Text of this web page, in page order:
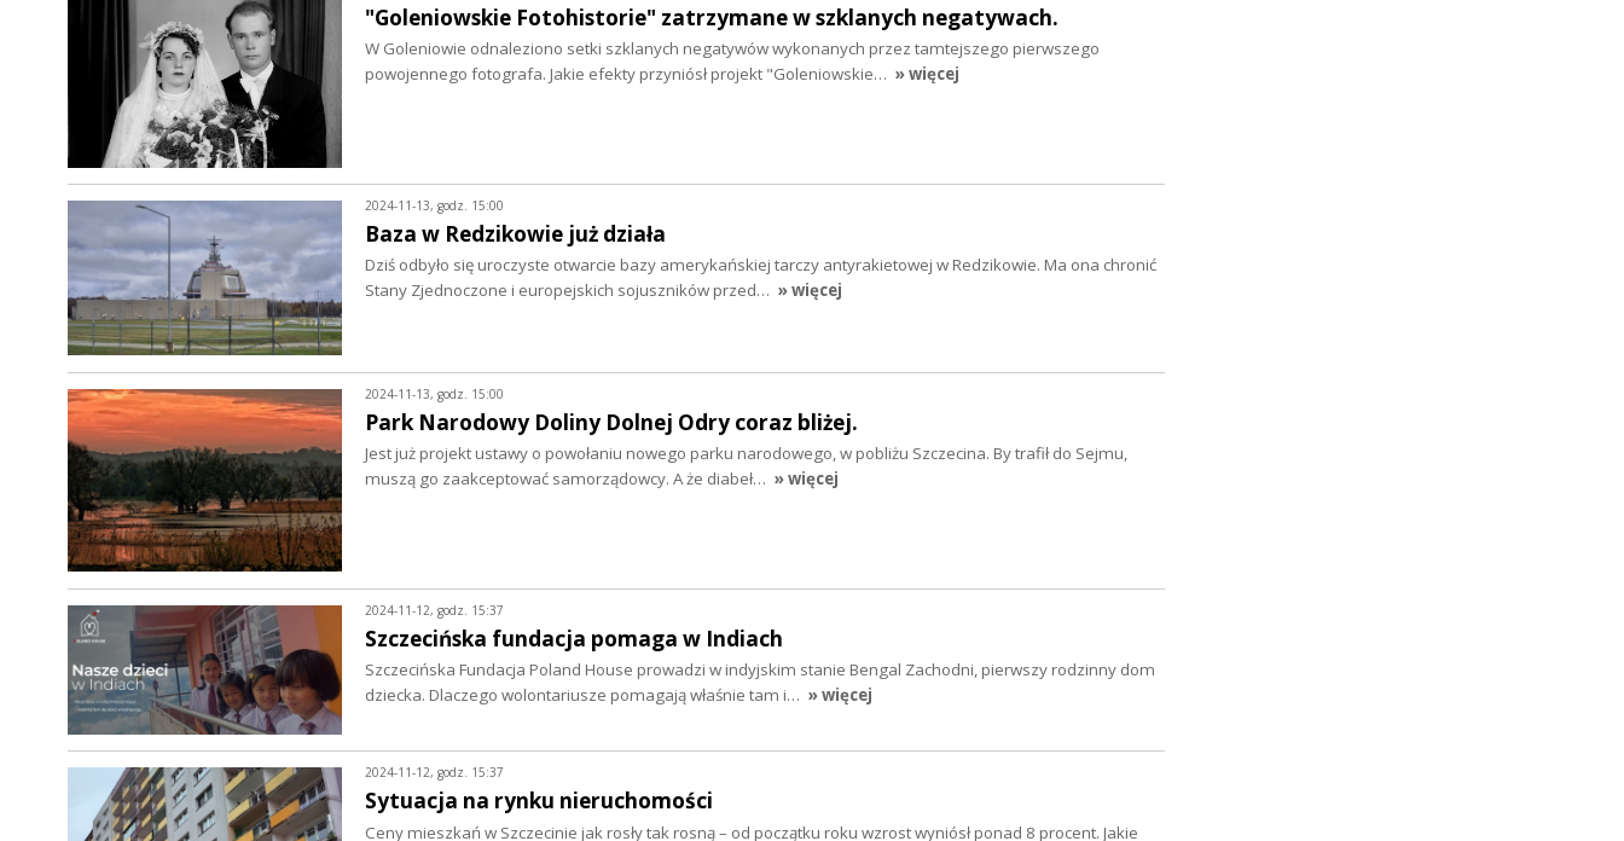
"Goleniowskie Fotohistorie" zatrzymane w szklanych negatywach.
W Goleniowie odnaleziono setki szklanych negatywów wykonanych przez tamtejszego pierwszego
powojennego fotografa. Jakie efekty przyniósł projekt "Goleniowskie… » więcej
2024-11-13, godz. 15:00
Baza w Redzikowie już działa
Dziś odbyło się uroczyste otwarcie bazy amerykańskiej tarczy antyrakietowej w Redzikowie. Ma ona chronić
Stany Zjednoczone i europejskich sojuszników przed… » więcej
2024-11-13, godz. 15:00
Park Narodowy Doliny Dolnej Odry coraz bliżej.
Jest już projekt ustawy o powołaniu nowego parku narodowego, w pobliżu Szczecina. By trafił do Sejmu,
muszą go zaakceptować samorządowcy. A że diabeł… » więcej
2024-11-12, godz. 15:37
Szczecińska fundacja pomaga w Indiach
Szczecińska Fundacja Poland House prowadzi w indyjskim stanie Bengal Zachodni, pierwszy rodzinny dom
dziecka. Dlaczego wolontariusze pomagają właśnie tam i… » więcej
2024-11-12, godz. 15:37
Sytuacja na rynku nieruchomości
Ceny mieszkań w Szczecinie jak rosły tak rosną – od początku roku wzrost wyniósł ponad 8 procent. Jakie